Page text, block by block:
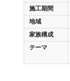
施工期間
地域
家族構成
テーマ